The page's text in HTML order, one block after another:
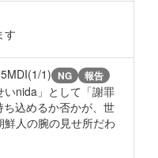
す
1) NG 報告
いnida」として「謝罪
込めるか否かが、世
人の腕の見せ所だわ